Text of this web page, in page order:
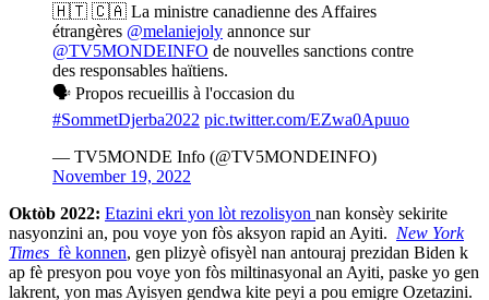
🇭🇹 🇨🇦 La ministre canadienne des Affaires
étrangères @melaniejoly annonce sur
@TV5MONDEINFO de nouvelles sanctions contre
des responsables haïtiens.
🗣️ Propos recueillis à l'occasion du
#SommetDjerba2022 pic.twitter.com/EZwa0Apuuo
— TV5MONDE Info (@TV5MONDEINFO)
November 19, 2022
Oktòb 2022: Etazini ekri yon lòt rezolisyon nan konsèy sekirite
nasyonzini an, pou voye yon fòs aksyon rapid an Ayiti. New York
Times fè konnen, gen plizyè ofisyèl nan antouraj prezidan Biden k
ap fè presyon pou voye yon fòs miltinasyonal an Ayiti, paske yo gen
lakrent, yon mas Ayisyen gendwa kite peyi a pou emigre Ozetazini.